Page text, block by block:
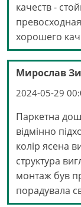
качеств -
хорошего
Мирослав
2024-05-29
Паркетна
відмінно
колір ясена
структура
монтаж був
порадувала